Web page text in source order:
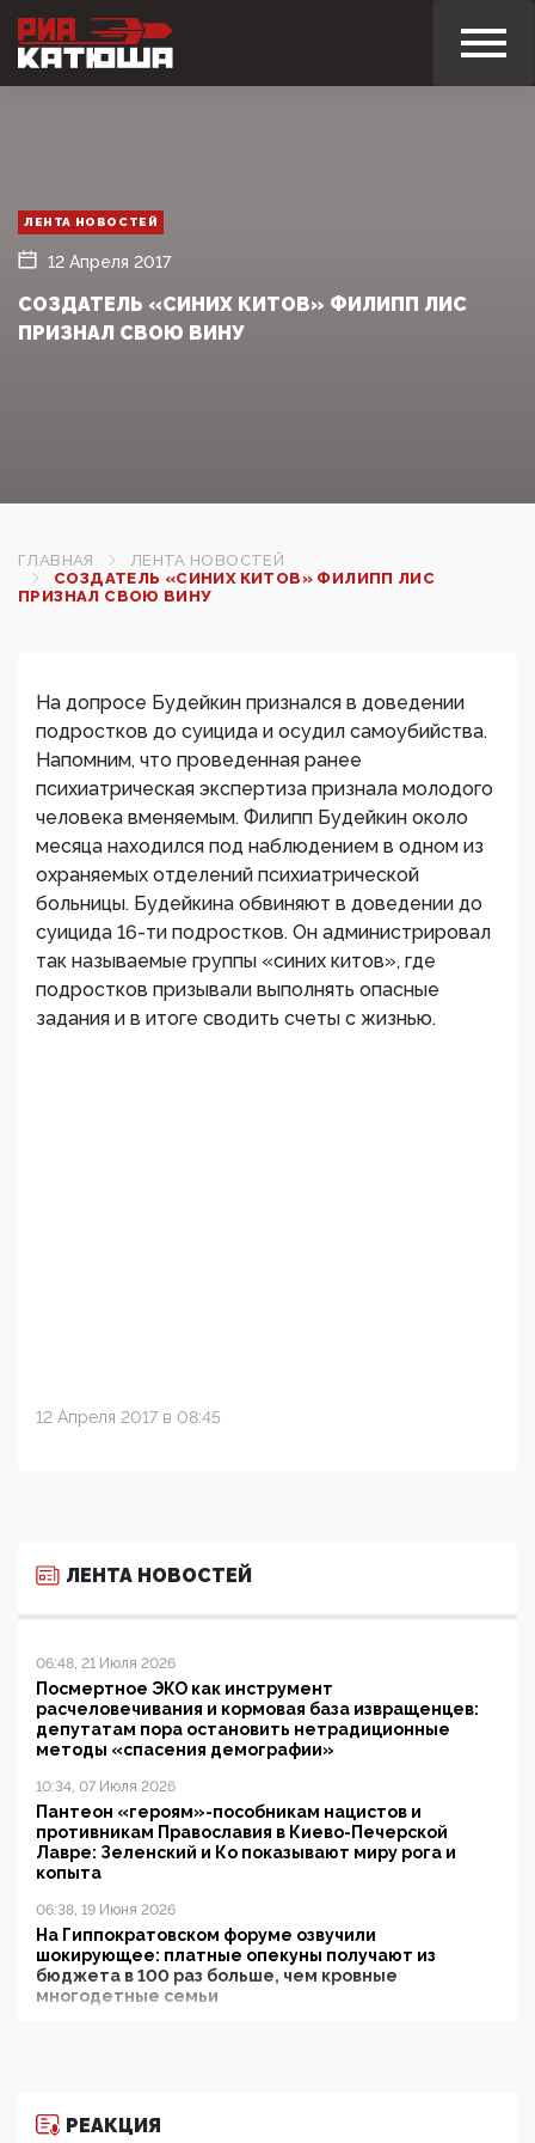
ЛЕНТА НОВОСТЕЙ
12 Апреля 2017
СОЗДАТЕЛЬ «СИНИХ КИТОВ» ФИЛИПП ЛИС
ПРИЗНАЛ СВОЮ ВИНУ
ГЛАВНАЯ
ЛЕНТА НОВОСТЕЙ
СОЗДАТЕЛЬ «СИНИХ КИТОВ» ФИЛИПП ЛИС
ПРИЗНАЛ СВОЮ ВИНУ
На допросе Будейкин признался в доведении
подростков до суицида и осудил самоубийства.
Напомним, что проведенная ранее
психиатрическая экспертиза признала молодого
человека вменяемым. Филипп Будейкин около
месяца находился под наблюдением в одном из
охраняемых отделений психиатрической
больницы. Будейкина обвиняют в доведении до
суицида 16-ти подростков. Он администрировал
так называемые группы «синих китов», где
подростков призывали выполнять опасные
задания и в итоге сводить счеты с жизнью.
12 Апреля 2017 в 08:45
ЛЕНТА НОВОСТЕЙ
06:48, 21 Июля 2026
Посмертное ЭКО как инструмент
расчеловечивания и кормовая база извращенцев:
депутатам пора остановить нетрадиционные
методы «спасения демографии»
10:34, 07 Июля 2026
Пантеон «героям»-пособникам нацистов и
противникам Православия в Киево-Печерской
Лавре: Зеленский и Ко показывают миру рога и
копыта
06:38, 19 Июня 2026
На Гиппократовском форуме озвучили
шокирующее: платные опекуны получают из
бюджета в 100 раз больше, чем кровные
многодетные семьи
11:53, 09 Июня 2026
РЕАКЦИЯ